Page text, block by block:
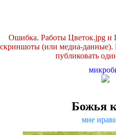
Ошибка. Работы Цветок.jpg и
скриншоты (или медиа-данные).
публиковать
Божья
мне